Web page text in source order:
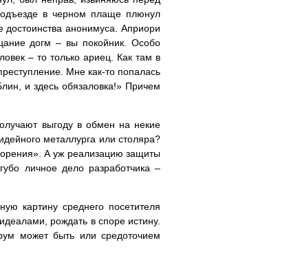
в черном плаще плюнул
анонимуса. Априори
догм – вы покойник. Особо
– то только ариец. Как там в
Мне как-то попалась
и здесь обязаловка!» Причем
выгоду в обмен на некие
металлурга или столяра?
А уж реализацию защиты
личное дело разработчика –
картину среднего посетителя
рождать в споре истину.
может быть или средоточием